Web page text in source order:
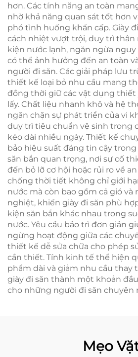
hơn. Các tính năng an toàn
nhờ khả năng quan sát tốt hơn
phó tình huống khẩn cấp. Giày
cách nhiệt vượt trội, duy trì
kiện nước lạnh, ngăn ngừa
có thể ảnh hưởng đến an toàn
người đi săn. Các giải pháp lưu
thiết kế loại bỏ nhu cầu mang
đồng thời giữ các vật dụng thiết
lấy. Chất liệu nhanh khô và hệ
ngăn chặn sự phát triển của vi
duy trì tiêu chuẩn vệ sinh trong
kéo dài nhiều ngày. Thiết kế
bảo hiệu suất đáng tin cậy
săn bắn quan trọng, nơi sự cố
đến bỏ lỡ cơ hội hoặc rủi ro về
chống thời tiết không chỉ giới
nước mà còn bao gồm cả gió và
nghiệt, khiến giày đi săn phù
kiện săn bắn khác nhau trong
nước. Yêu cầu bảo trì đơn giản
ngừng hoạt động giữa các
thiết kế dễ sửa chữa cho phép
cần thiết. Tính kinh tế thể hiện
phẩm dài và giảm nhu cầu thay
giày đi săn thành một khoản
cho những người đi săn chuyên
Mẹo